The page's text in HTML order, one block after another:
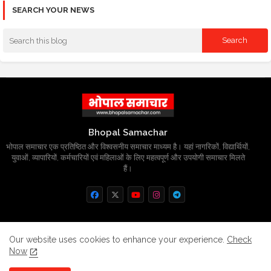
SEARCH YOUR NEWS
Bhopal Samachar
भोपाल समाचार एक प्रतिष्ठित और विश्वसनीय समाचार माध्यम है। यहां नागरिकों, विद्यार्थियों,
युवाओं, व्यापारियों, कर्मचारियों एवं महिलाओं के लिए महत्वपूर्ण और उपयोगी समाचार मिलते
हैं।
Home About Contact us
Privacy Policy
Our website uses cookies to enhance your experience. Check
Now